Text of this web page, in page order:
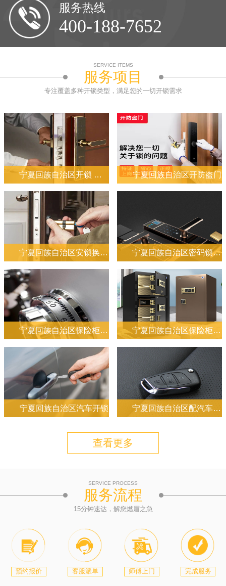
服务热线
400-188-7652
SERVICE ITEMS
服务项目
专注覆盖多种开锁类型，满足您的一切开锁需求
宁夏回族自治区开锁 换锁 修锁 宁夏回族自治区开防盗门
宁夏回族自治区安锁换锁芯 宁夏回族自治区密码锁开锁
宁夏回族自治区保险柜开锁 宁夏回族自治区保险柜售后
宁夏回族自治区汽车开锁 宁夏回族自治区配汽车钥匙
查看更多
SERVICE PROCESS
服务流程
15分钟速达，解您燃眉之急
预约报价 客服派单 师傅上门 完成服务